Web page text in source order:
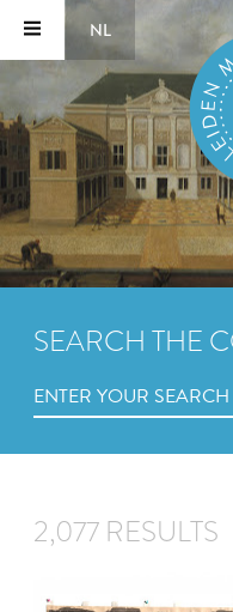
NL
SEARCH THE
2,077 RESULTS